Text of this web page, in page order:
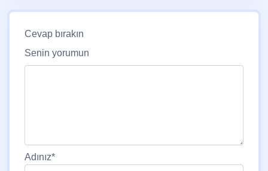
Cevap bırakın
Senin yorumun
Adınız*